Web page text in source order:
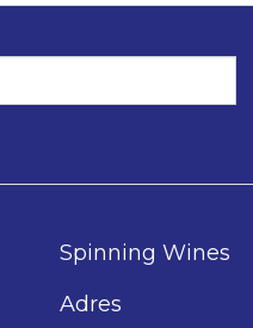
Spinning Wines
Adres